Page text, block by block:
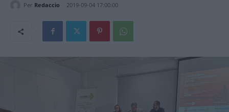
Per Redaccio 2019-09-04 17:00:00